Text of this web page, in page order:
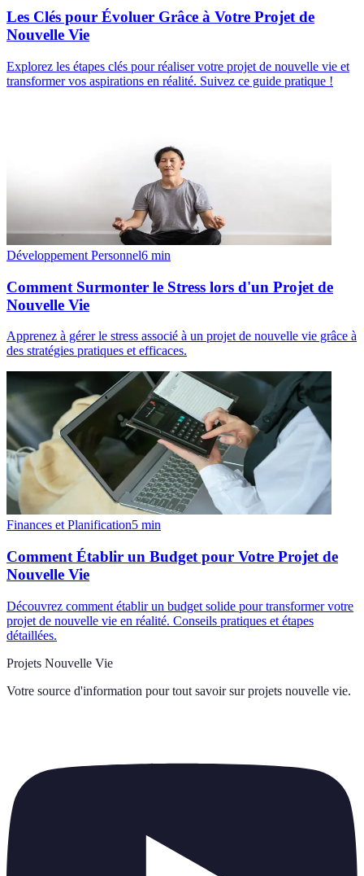
Les Clés pour Évoluer Grâce à Votre Projet de
Nouvelle Vie
Explorez les étapes clés pour réaliser votre projet de nouvelle vie et
transformer vos aspirations en réalité. Suivez ce guide pratique !
Développement Personnel6 min
Comment Surmonter le Stress lors d'un Projet de
Nouvelle Vie
Apprenez à gérer le stress associé à un projet de nouvelle vie grâce à
des stratégies pratiques et efficaces.
Finances et Planification5 min
Comment Établir un Budget pour Votre Projet de
Nouvelle Vie
Découvrez comment établir un budget solide pour transformer votre
projet de nouvelle vie en réalité. Conseils pratiques et étapes
détaillées.
Projets Nouvelle Vie
Votre source d'information pour tout savoir sur projets nouvelle vie.